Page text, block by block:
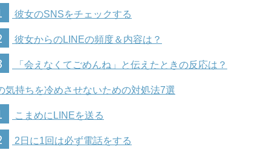
彼女のSNSをチェックする
彼女からのLINEの頻度＆内容は？
「会えなくてごめんね」と伝えたときの反応は？
気持ちを冷めさせないための対処法7選
こまめにLINEを送る
2日に1回は必ず電話をする